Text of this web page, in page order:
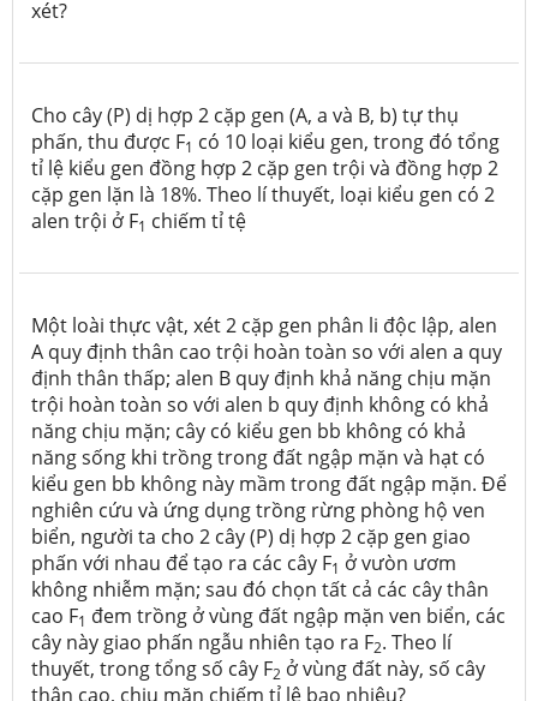
xét?
Cho cây (P) dị hợp 2 cặp gen (A, a và B, b) tự thụ
phấn, thu được F1 có 10 loại kiểu gen, trong đó tổng
tỉ lệ kiểu gen đồng hợp 2 cặp gen trội và đồng hợp 2
cặp gen lặn là 18%. Theo lí thuyết, loại kiểu gen có 2
alen trội ở F1 chiếm tỉ tệ
Một loài thực vật, xét 2 cặp gen phân li độc lập, alen
A quy định thân cao trội hoàn toàn so với alen a quy
định thân thấp; alen B quy định khả năng chịu mặn
trội hoàn toàn so với alen b quy định không có khả
năng chịu mặn; cây có kiểu gen bb không có khả
năng sống khi trồng trong đất ngập mặn và hạt có
kiểu gen bb không này mầm trong đất ngập mặn. Để
nghiên cứu và ứng dụng trồng rừng phòng hộ ven
biển, người ta cho 2 cây (P) dị hợp 2 cặp gen giao
phấn với nhau để tạo ra các cây F1 ở vưòn ươm
không nhiễm mặn; sau đó chọn tất cả các cây thân
cao F1 đem trồng ở vùng đất ngập mặn ven biển, các
cây này giao phấn ngẫu nhiên tạo ra F2. Theo lí
thuyết, trong tổng số cây F2 ở vùng đất này, số cây
thân cao, chịu mặn chiếm tỉ lệ bao nhiêu?